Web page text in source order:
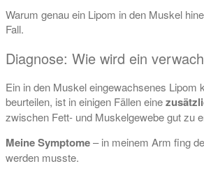
Warum genau ein Lipom in den Muskel
Fall.
Diagnose: Wie wird ein
Ein in den Muskel eingewachsenes Lipom
beurteilen, ist in einigen Fällen eine
zwischen Fett- und Muskelgewebe gut zu
Meine Symptome– in meinem Arm fing
werden musste.